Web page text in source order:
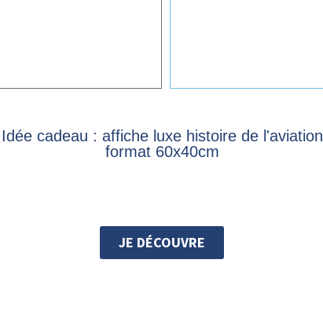
Idée cadeau : affiche luxe histoire de l'aviation
format 60x40cm
JE DÉCOUVRE